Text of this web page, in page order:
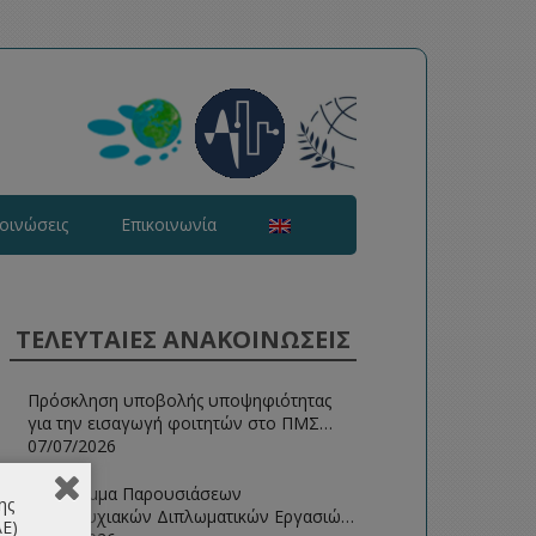
Επικοινωνία
ΤΕΛΕΥΤΑΙΕΣ ΑΝΑΚΟΙΝΩΣΕΙΣ
Πρόσκληση υποβολής υποψηφιότητας
για την εισαγωγή φοιτητών στο ΠΜΣ
Ευφυείς Τεχνολογίες Διαδικτύου 2026-
2027
07/07/2026
Πρόγραμμα Παρουσιάσεων
Μεταπτυχιακών Διπλωματικών Εργασιών